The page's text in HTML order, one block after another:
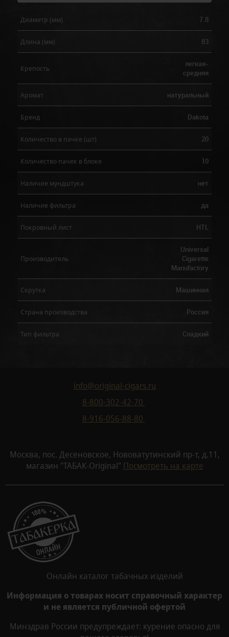
Диаметр (мм) 7.8
Длина (мм) 83
Крепость
легкая-
средняя
Аромат натуральный
Бренд Dakota
Количество в пачке (шт) 20
Количество пачек в блоке 10
Наличие мундштука нет
Наличие фильтра да
Покровный лист HTL
Производитель
Universal
Cigarette
Manufactory
Скрутка Машинная
Страна производства Россия
Тип фильтра Сладкий
info@original-cigars.ru
8-800-302-42-70
8-916-056-88-80
Москва, пос. Десеновское, Нововатутинский пр-т, д.11,
магазин "ТАБАК-Original" Посмотреть на карте
Онлайн каталог табачных изделий
Информация о товарах носит справочный характер
и не является публичной офертой
Минздрав России предупреждает: курение опасно для